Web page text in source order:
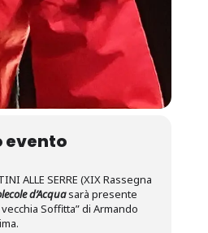
evento
ALLE SERRE (XIX Rassegna
d’Acquasarà presente
Soffitta” di Armando